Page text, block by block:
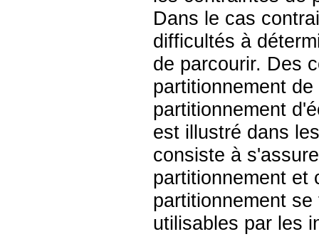
Dans le cas
difficultés à
de parcourir. Des
partitionnement
partitionnement
est illustré dans
consiste à
partitionnement et
partitionnement
utilisables par les